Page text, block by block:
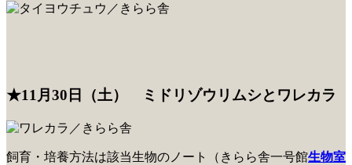
★11月30日（土） ミドリゾウリムシとワレカラ
飼育・培養方法は該当生物のノート（きらら舎一号館生物室